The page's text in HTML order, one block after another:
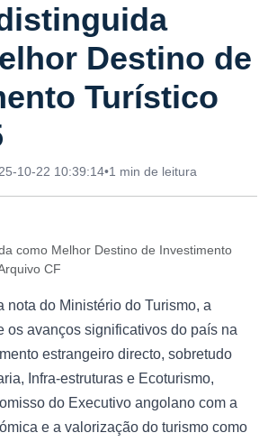
Destino de
Turístico
10-22 10:39:14•1 min de leitura
como Melhor Destino de Investimento
CF
nota do Ministério do Turismo, a
os avanços significativos do país na
estrangeiro directo, sobretudo
Infra-estruturas e Ecoturismo,
do Executivo angolano com a
e a valorização do turismo como